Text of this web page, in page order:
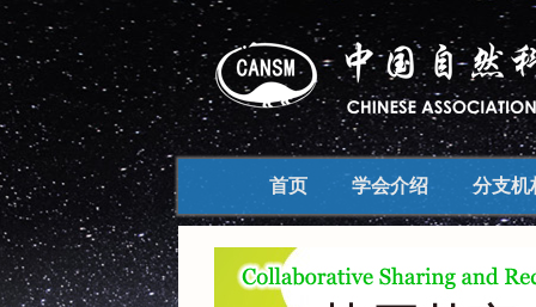
首页 学会介绍 分支机